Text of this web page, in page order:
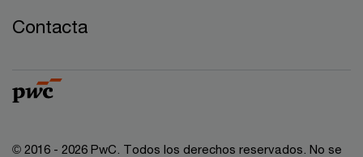
Contacta
© 2016 - 2026 PwC. Todos los derechos reservados. No se